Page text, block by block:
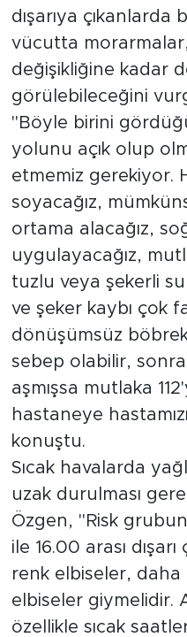
dışarıya çıkanlarda
vücutta
değişikliğine kadar
görülebileceğini
''Böyle birini
yolunu açık olup
etmemiz gerekiyor.
soyacağız,
ortama alacağız,
uygulayacağız,
tuzlu veya şekerli
ve şeker kaybı çok
dönüşümsüz böbrek
sebep olabilir, sonra
aşmışsa mutlaka
hastaneye
konuştu.
Sıcak havalarda
uzak durulması
Özgen, ''Risk
ile 16.00 arası dışarı
renk elbiseler,
elbiseler giymelidir.
özellikle sıcak